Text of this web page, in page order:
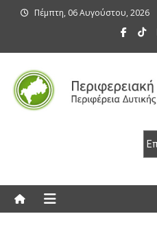
Πέμπτη, 06 Αυγούστου, 2026